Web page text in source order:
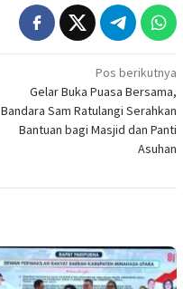
Pos berikutnya
Gelar Buka Puasa Bersama,
Bandara Sam Ratulangi Serahkan
Bantuan bagi Masjid dan Panti
Asuhan